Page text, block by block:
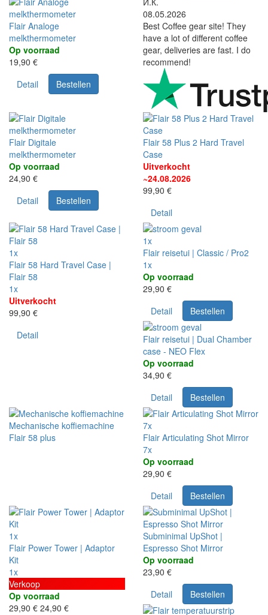
Flair Analoge
melkthermometer
Op voorraad
19,90 €
Detail
Bestellen
08.05.2026
Best Coffee gear site! They
have a lot of different coffee
gear, deliveries are fast. I do
recommend!
Flair Digitale
melkthermometer
Op voorraad
24,90 €
Detail
Bestellen
Flair 58 Plus 2 Hard Travel
Case
Uitverkocht
~24.08.2026
99,90 €
Detail
1x
Flair 58 Hard Travel Case |
Flair 58
1x
Uitverkocht
99,90 €
Detail
1x
Flair reisetui | Classic / Pro2
1x
Op voorraad
29,90 €
Detail
Bestellen
Flair reisetui | Dual Chamber
case - NEO Flex
Op voorraad
34,90 €
Detail
Bestellen
Mechanische koffiemachine
Flair 58 plus
7x
Flair Articulating Shot Mirror
7x
Op voorraad
29,90 €
Detail
Bestellen
1x
Flair Power Tower | Adaptor
Kit
1x
Verkoop
Op voorraad
29,90 € 24,90 €
Subminimal UpShot |
Espresso Shot Mirror
Op voorraad
23,90 €
Detail
Bestellen